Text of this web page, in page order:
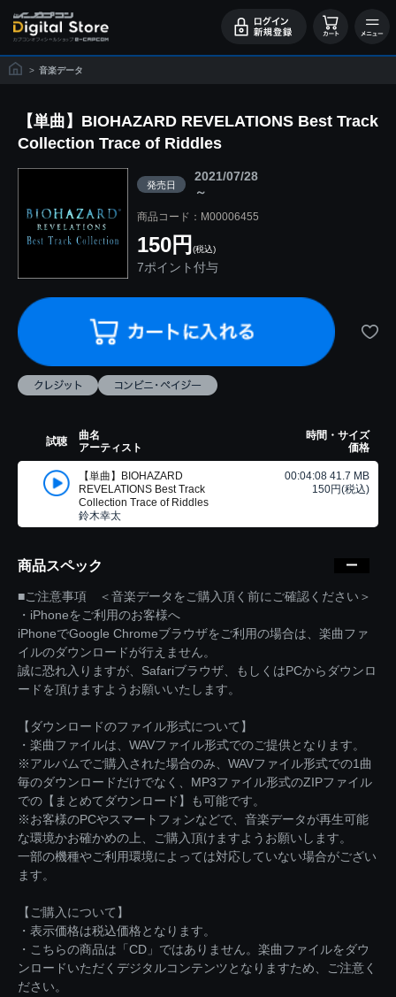
> 音楽データ
【単曲】BIOHAZARD REVELATIONS Best Track
Collection Trace of Riddles
発売日
2021/07/28
～
商品コード：M00006455
150円 (税込)
7ポイント付与
試聴
曲名
アーティスト
時間・サイズ
価格
【単曲】BIOHAZARD
REVELATIONS Best Track
Collection Trace of Riddles
鈴木幸太
00:04:08 41.7 MB
150円(税込)
商品スペック
■ご注意事項 ＜音楽データをご購入頂く前にご確認ください＞
・iPhoneをご利用のお客様へ
iPhoneでGoogle Chromeブラウザをご利用の場合は、楽曲ファ
イルのダウンロードが行えません。
誠に恐れ入りますが、Safariブラウザ、もしくはPCからダウンロ
ードを頂けますようお願いいたします。
【ダウンロードのファイル形式について】
・楽曲ファイルは、WAVファイル形式でのご提供となります。
※アルバムでご購入された場合のみ、WAVファイル形式での1曲
毎のダウンロードだけでなく、MP3ファイル形式のZIPファイル
での【まとめてダウンロード】も可能です。
※お客様のPCやスマートフォンなどで、音楽データが再生可能
な環境かお確かめの上、ご購入頂けますようお願いします。
一部の機種やご利用環境によっては対応していない場合がござい
ます。
【ご購入について】
・表示価格は税込価格となります。
・こちらの商品は「CD」ではありません。楽曲ファイルをダウ
ンロードいただくデジタルコンテンツとなりますため、ご注意く
ださい。